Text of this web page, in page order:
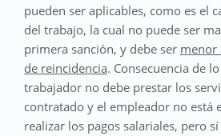
pueden ser aplicables, como es el
del trabajo, la cual no puede ser
primera sanción, y debe ser menor
de reincidencia. Consecuencia de
trabajador no debe prestar los
contratado y el empleador no está
realizar los pagos salariales, pero